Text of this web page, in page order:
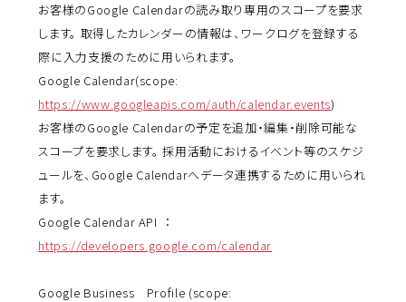
お客様のGoogle Calendarの読み取り専用のスコープを要求
します。 取得したカレンダーの情報は、ワークログを登録する
際に入力支援のために用いられます。
Google Calendar(scope:
https://www.googleapis.com/auth/calendar.events)
お客様のGoogle Calendarの予定を追加・編集・削除可能な
スコープを要求します。 採用活動におけるイベント等のスケジ
ュールを、Google Calendarへデータ連携するために用いられ
ます。
Google Calendar API ：
https://developers.google.com/calendar
Google Business Profile (scope: